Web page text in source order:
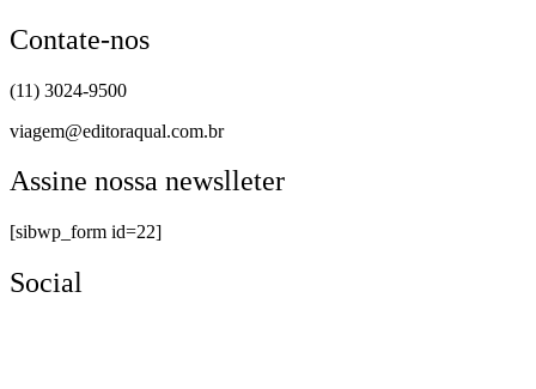
Contate-nos
(11) 3024-9500
viagem@editoraqual.com.br
Assine nossa newslleter
[sibwp_form id=22]
Social